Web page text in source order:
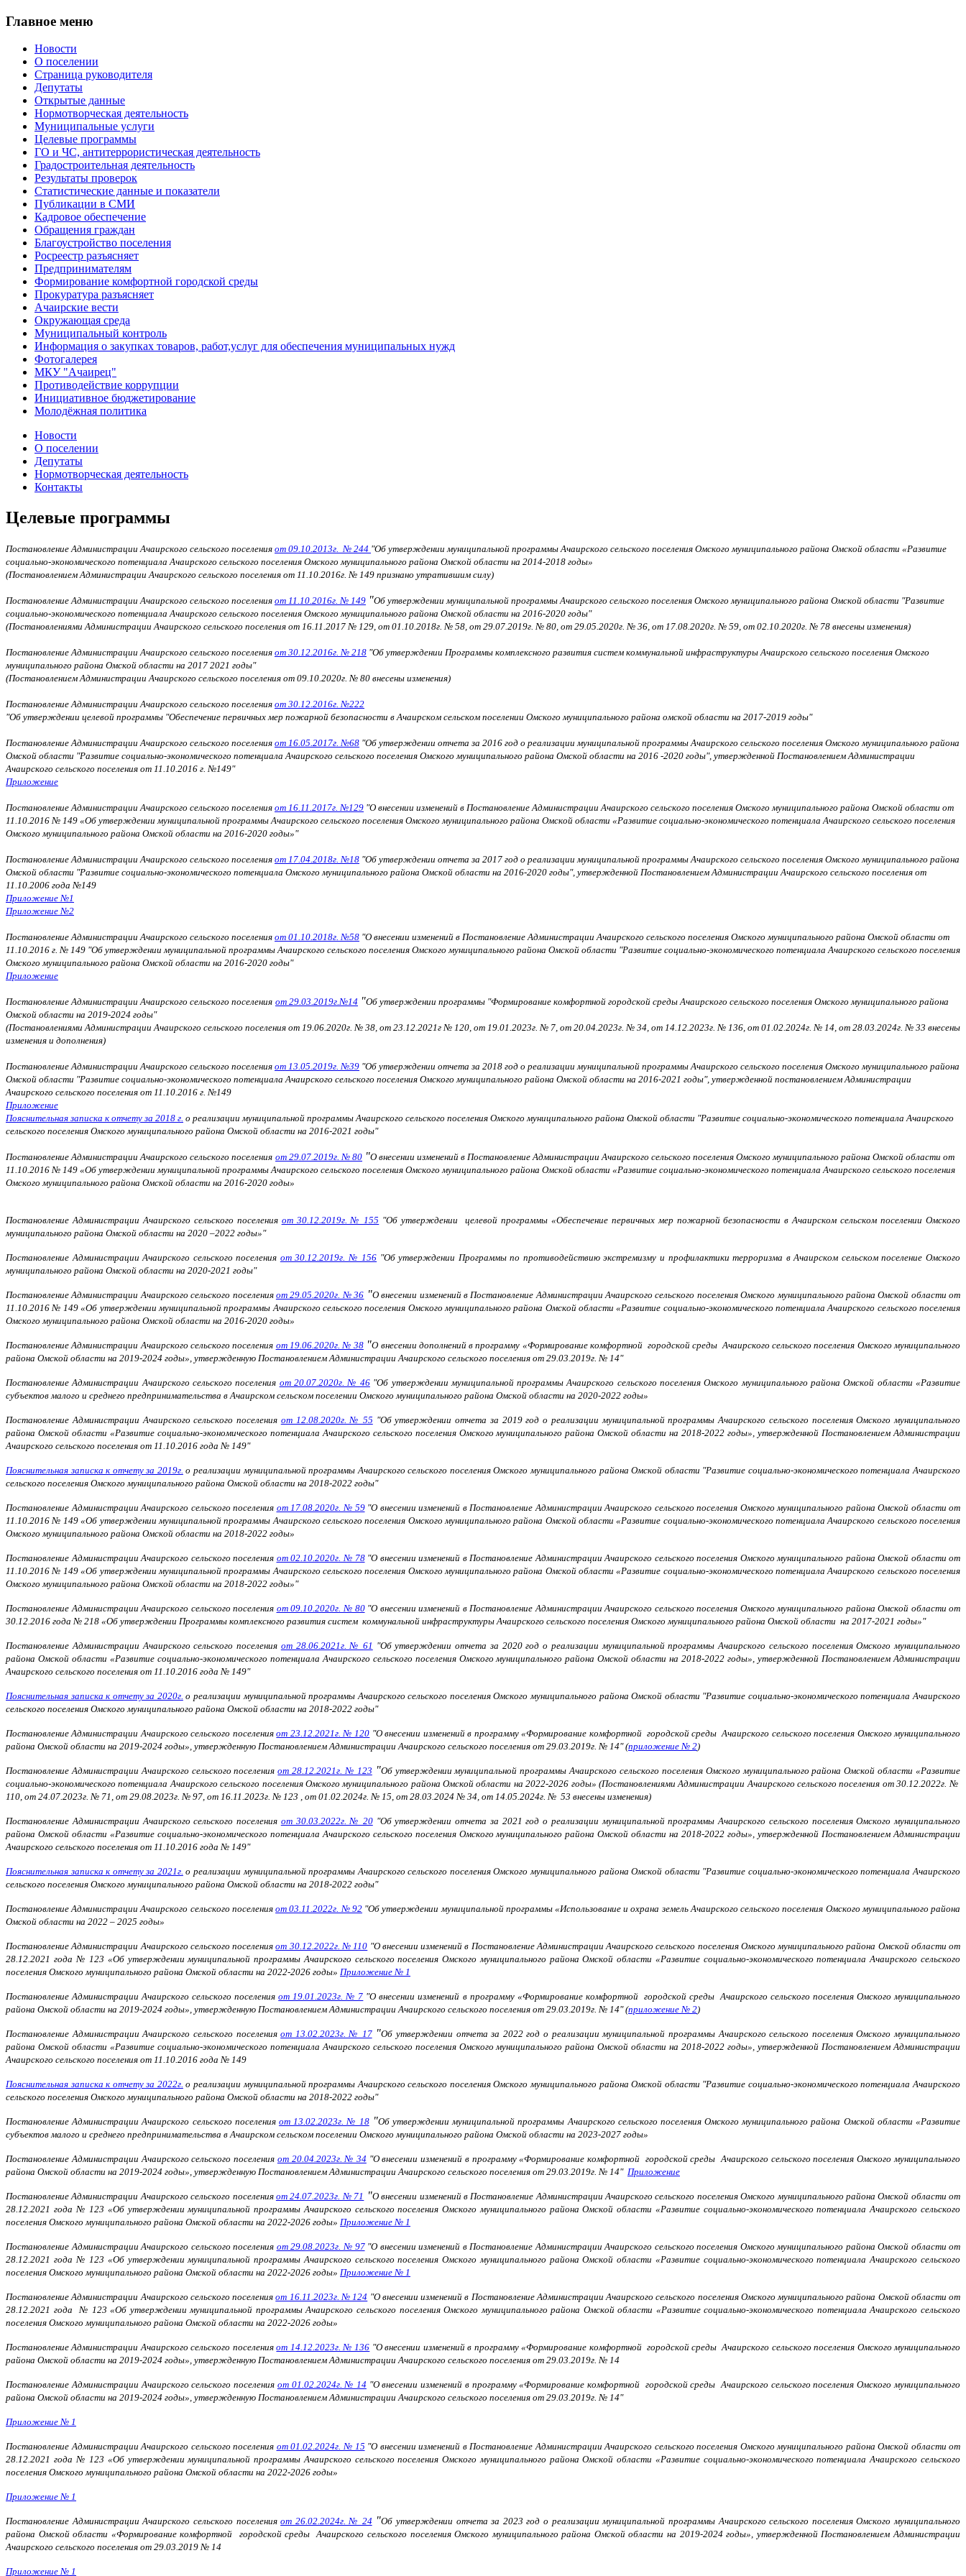
Главное меню
Новости
О поселении
Страница руководителя
Депутаты
Открытые данные
Нормотворческая деятельность
Муниципальные услуги
Целевые программы
ГО и ЧС, антитеррористическая деятельность
Градостроительная деятельность
Результаты проверок
Статистические данные и показатели
Публикации в СМИ
Кадровое обеспечение
Обращения граждан
Благоустройство поселения
Росреестр разъясняет
Предпринимателям
Формирование комфортной городской среды
Прокуратура разъясняет
Ачаирские вести
Окружающая среда
Муниципальный контроль
Информация о закупках товаров, работ,услуг для обеспечения муниципальных нужд
Фотогалерея
МКУ "Ачаирец"
Противодействие коррупции
Инициативное бюджетирование
Молодёжная политика
Новости
О поселении
Депутаты
Нормотворческая деятельность
Контакты
Целевые программы
Постановление Администрации Ачаирского сельского поселения от 09.10.2013г. № 244 "Об утверждении муниципальной программы Ачаирского сельского поселения Омского муниципального района Омской области «Развитие
социально-экономического потенциала Ачаирского сельского поселения Омского муниципального района Омской области на 2014-2018 годы»
(Постановлением Администрации Ачаирского сельского поселения от 11.10.2016г. № 149 признано утратившим силу)
Постановление Администрации Ачаирского сельского поселения от 11.10.2016г. № 149 "Об утверждении муниципальной программы Ачаирского сельского поселения Омского муниципального района Омской области "Развитие
социально-экономического потенциала Ачаирского сельского поселения Омского муниципального района Омской области на 2016-2020 годы"
(Постановлениями Администрации Ачаирского сельского поселения от 16.11.2017 № 129, от 01.10.2018г. № 58, от 29.07.2019г. № 80, от 29.05.2020г. № 36, от 17.08.2020г. № 59, от 02.10.2020г. № 78 внесены изменения)
Постановление Администрации Ачаирского сельского поселения от 30.12.2016г. № 218 "Об утверждении Программы комплексного развития систем коммунальной инфраструктуры Ачаирского сельского поселения Омского
муниципального района Омской области на 2017 2021 годы"
(Постановлением Администрации Ачаирского сельского поселения от 09.10.2020г. № 80 внесены изменения)
Постановление Администрации Ачаирского сельского поселения от 30.12.2016г. №222
"Об утверждении целевой программы "Обеспечение первичных мер пожарной безопасности в Ачаирском сельском поселении Омского муниципального района омской области на 2017-2019 годы"
Постановление Администрации Ачаирского сельского поселения от 16.05.2017г. №68 "Об утверждении отчета за 2016 год о реализации муниципальной программы Ачаирского сельского поселения Омского муниципального района
Омской области "Развитие социально-экономического потенциала Ачаирского сельского поселения Омского муниципального района Омской области на 2016 -2020 годы", утвержденной Постановлением Администрации
Ачаирского сельского поселения от 11.10.2016 г. №149"
Приложение
Постановление Администрации Ачаирского сельского поселения от 16.11.2017г. №129 "О внесении изменений в Постановление Администрации Ачаирского сельского поселения Омского муниципального района Омской области от
11.10.2016 № 149 «Об утверждении муниципальной программы Ачаирского сельского поселения Омского муниципального района Омской области «Развитие социально-экономического потенциала Ачаирского сельского поселения
Омского муниципального района Омской области на 2016-2020 годы»"
Постановление Администрации Ачаирского сельского поселения от 17.04.2018г. №18 "Об утверждении отчета за 2017 год о реализации муниципальной программы Ачаирского сельского поселения Омского муниципального района
Омской области "Развитие социально-экономического потенциала Омского муниципального района Омской области на 2016-2020 годы", утвержденной Постановлением Администрации Ачаирского сельского поселения от
11.10.2006 года №149
Приложение №1
Приложение №2
Постановление Администрации Ачаирского сельского поселения от 01.10.2018г. №58 "О внесении изменений в Постановление Администрации Ачаирского сельского поселения Омского муниципального района Омской области от
11.10.2016 г. № 149 "Об утверждении муниципальной программы Ачаирского сельского поселения Омского муниципального района Омской области "Развитие социально-экономического потенциала Ачаирского сельского поселения
Омского муниципального района Омской области на 2016-2020 годы"
Приложение
Постановление Администрации Ачаирского сельского поселения от 29.03.2019г.№14 "Об утверждении программы "Формирование комфортной городской среды Ачаирского сельского поселения Омского муниципального района
Омской области на 2019-2024 годы"
(Постановлениями Администрации Ачаирского сельского поселения от 19.06.2020г. № 38, от 23.12.2021г № 120, от 19.01.2023г. № 7, от 20.04.2023г. № 34, от 14.12.2023г. № 136, от 01.02.2024г. № 14, от 28.03.2024г. № 33 внесены
изменения и дополнения)
Постановление Администрации Ачаирского сельского поселения от 13.05.2019г. №39 "Об утверждении отчета за 2018 год о реализации муниципальной программы Ачаирского сельского поселения Омского муниципального района
Омской области "Развитие социально-экономического потенциала Ачаирского сельского поселения Омского муниципального района Омской области на 2016-2021 годы", утвержденной постановлением Администрации
Ачаирского сельского поселения от 11.10.2016 г. №149
Приложение
Пояснительная записка к отчету за 2018 г. о реализации муниципальной программы Ачаирского сельского поселения Омского муниципального района Омской области "Развитие социально-экономического потенциала Ачаирского
сельского поселения Омского муниципального района Омской области на 2016-2021 годы"
Постановление Администрации Ачаирского сельского поселения от 29.07.2019г. № 80 "О внесении изменений в Постановление Администрации Ачаирского сельского поселения Омского муниципального района Омской области от
11.10.2016 № 149 «Об утверждении муниципальной программы Ачаирского сельского поселения Омского муниципального района Омской области «Развитие социально-экономического потенциала Ачаирского сельского поселения
Омского муниципального района Омской области на 2016-2020 годы»
Постановление Администрации Ачаирского сельского поселения от 30.12.2019г. № 155 "Об утверждении целевой программы «Обеспечение первичных мер пожарной безопасности в Ачаирском сельском поселении Омского
муниципального района Омской области на 2020 –2022 годы»"
Постановление Администрации Ачаирского сельского поселения от 30.12.2019г. № 156 "Об утверждении Программы по противодействию экстремизму и профилактики терроризма в Ачаирском сельском поселение Омского
муниципального района Омской области на 2020-2021 годы"
Постановление Администрации Ачаирского сельского поселения от 29.05.2020г. № 36 "О внесении изменений в Постановление Администрации Ачаирского сельского поселения Омского муниципального района Омской области от
11.10.2016 № 149 «Об утверждении муниципальной программы Ачаирского сельского поселения Омского муниципального района Омской области «Развитие социально-экономического потенциала Ачаирского сельского поселения
Омского муниципального района Омской области на 2016-2020 годы»
Постановление Администрации Ачаирского сельского поселения от 19.06.2020г. № 38"О внесении дополнений в программу «Формирование комфортной городской среды Ачаирского сельского поселения Омского муниципального
района Омской области на 2019-2024 годы», утвержденную Постановлением Администрации Ачаирского сельского поселения от 29.03.2019г. № 14"
Постановление Администрации Ачаирского сельского поселения от 20.07.2020г. № 46"Об утверждении муниципальной программы Ачаирского сельского поселения Омского муниципального района Омской области «Развитие
субъектов малого и среднего предпринимательства в Ачаирском сельском поселении Омского муниципального района Омской области на 2020-2022 годы»
Постановление Администрации Ачаирского сельского поселения от 12.08.2020г. № 55 "Об утверждении отчета за 2019 год о реализации муниципальной программы Ачаирского сельского поселения Омского муниципального
района Омской области «Развитие социально-экономического потенциала Ачаирского сельского поселения Омского муниципального района Омской области на 2018-2022 годы», утвержденной Постановлением Администрации
Ачаирского сельского поселения от 11.10.2016 года № 149"
Пояснительная записка к отчету за 2019г. о реализации муниципальной программы Ачаирского сельского поселения Омского муниципального района Омской области "Развитие социально-экономического потенциала Ачаирского
сельского поселения Омского муниципального района Омской области на 2018-2022 годы"
Постановление Администрации Ачаирского сельского поселения от 17.08.2020г. № 59"О внесении изменений в Постановление Администрации Ачаирского сельского поселения Омского муниципального района Омской области от
11.10.2016 № 149 «Об утверждении муниципальной программы Ачаирского сельского поселения Омского муниципального района Омской области «Развитие социально-экономического потенциала Ачаирского сельского поселения
Омского муниципального района Омской области на 2018-2022 годы»
Постановление Администрации Ачаирского сельского поселения от 02.10.2020г. № 78"О внесении изменений в Постановление Администрации Ачаирского сельского поселения Омского муниципального района Омской области от
11.10.2016 № 149 «Об утверждении муниципальной программы Ачаирского сельского поселения Омского муниципального района Омской области «Развитие социально-экономического потенциала Ачаирского сельского поселения
Омского муниципального района Омской области на 2018-2022 годы»"
Постановление Администрации Ачаирского сельского поселения от 09.10.2020г. № 80"О внесении изменений в Постановление Администрации Ачаирского сельского поселения Омского муниципального района Омской области от
30.12.2016 года № 218 «Об утверждении Программы комплексного развития систем коммунальной инфраструктуры Ачаирского сельского поселения Омского муниципального района Омской области на 2017-2021 годы»"
Постановление Администрации Ачаирского сельского поселения от 28.06.2021г. № 61 "Об утверждении отчета за 2020 год о реализации муниципальной программы Ачаирского сельского поселения Омского муниципального
района Омской области «Развитие социально-экономического потенциала Ачаирского сельского поселения Омского муниципального района Омской области на 2018-2022 годы», утвержденной Постановлением Администрации
Ачаирского сельского поселения от 11.10.2016 года № 149"
Пояснительная записка к отчету за 2020г. о реализации муниципальной программы Ачаирского сельского поселения Омского муниципального района Омской области "Развитие социально-экономического потенциала Ачаирского
сельского поселения Омского муниципального района Омской области на 2018-2022 годы"
Постановление Администрации Ачаирского сельского поселенияот 23.12.2021г. № 120 "О внесении изменений в программу «Формирование комфортной городской среды Ачаирского сельского поселения Омского муниципального
района Омской области на 2019-2024 годы», утвержденную Постановлением Администрации Ачаирского сельского поселения от 29.03.2019г. № 14"(приложение № 2)
Постановление Администрации Ачаирского сельского поселенияот 28.12.2021г. № 123 "Об утверждении муниципальной программы Ачаирского сельского поселения Омского муниципального района Омской области «Развитие
социально-экономического потенциала Ачаирского сельского поселения Омского муниципального района Омской области на 2022-2026 годы» (Постановлениями Администрации Ачаирского сельского поселения от 30.12.2022г. №
110, от 24.07.2023г. № 71, от 29.08.2023г. № 97, от 16.11.2023г. № 123 , от 01.02.2024г. № 15, от 28.03.2024 № 34, от 14.05.2024г. № 53 внесены изменения)
Постановление Администрации Ачаирского сельского поселения от 30.03.2022г. № 20"Об утверждении отчета за 2021 год о реализации муниципальной программы Ачаирского сельского поселения Омского муниципального
района Омской области «Развитие социально-экономического потенциала Ачаирского сельского поселения Омского муниципального района Омской области на 2018-2022 годы», утвержденной Постановлением Администрации
Ачаирского сельского поселения от 11.10.2016 года № 149"
Пояснительная записка к отчету за 2021г. о реализации муниципальной программы Ачаирского сельского поселения Омского муниципального района Омской области "Развитие социально-экономического потенциала Ачаирского
сельского поселения Омского муниципального района Омской области на 2018-2022 годы"
Постановление Администрации Ачаирского сельского поселенияот 03.11.2022г. № 92"Об утверждении муниципальной программы «Использование и охрана земель Ачаирского сельского поселения Омского муниципального района
Омской области на 2022 – 2025 годы»
Постановление Администрации Ачаирского сельского поселенияот 30.12.2022г. № 110 "О внесении изменений в Постановление Администрации Ачаирского сельского поселения Омского муниципального района Омской области от
28.12.2021 года № 123 «Об утверждении муниципальной программы Ачаирского сельского поселения Омского муниципального района Омской области «Развитие социально-экономического потенциала Ачаирского сельского
поселения Омского муниципального района Омской области на 2022-2026 годы» Приложение № 1
Постановление Администрации Ачаирского сельского поселенияот 19.01.2023г. № 7 "О внесении изменений в программу «Формирование комфортной городской среды Ачаирского сельского поселения Омского муниципального
района Омской области на 2019-2024 годы», утвержденную Постановлением Администрации Ачаирского сельского поселения от 29.03.2019г. № 14"(приложение № 2)
Постановление Администрации Ачаирского сельского поселенияот 13.02.2023г. № 17"Об утверждении отчета за 2022 год о реализации муниципальной программы Ачаирского сельского поселения Омского муниципального
района Омской области «Развитие социально-экономического потенциала Ачаирского сельского поселения Омского муниципального района Омской области на 2018-2022 годы», утвержденной Постановлением Администрации
Ачаирского сельского поселения от 11.10.2016 года № 149
Пояснительная записка к отчету за 2022г. о реализации муниципальной программы Ачаирского сельского поселения Омского муниципального района Омской области "Развитие социально-экономического потенциала Ачаирского
сельского поселения Омского муниципального района Омской области на 2018-2022 годы"
Постановление Администрации Ачаирского сельского поселения от 13.02.2023г. № 18"Об утверждении муниципальной программы Ачаирского сельского поселения Омского муниципального района Омской области «Развитие
субъектов малого и среднего предпринимательства в Ачаирском сельском поселении Омского муниципального района Омской области на 2023-2027 годы»
Постановление Администрации Ачаирского сельского поселения от 20.04.2023г. № 34"О внесении изменений в программу «Формирование комфортной городской среды Ачаирского сельского поселения Омского муниципального
района Омской области на 2019-2024 годы», утвержденную Постановлением Администрации Ачаирского сельского поселения от 29.03.2019г. № 14" Приложение
Постановление Администрации Ачаирского сельского поселения от 24.07.2023г. № 71 "О внесении изменений в Постановление Администрации Ачаирского сельского поселения Омского муниципального района Омской области от
28.12.2021 года № 123 «Об утверждении муниципальной программы Ачаирского сельского поселения Омского муниципального района Омской области «Развитие социально-экономического потенциала Ачаирского сельского
поселения Омского муниципального района Омской области на 2022-2026 годы» Приложение № 1
Постановление Администрации Ачаирского сельского поселения от 29.08.2023г. № 97"О внесении изменений в Постановление Администрации Ачаирского сельского поселения Омского муниципального района Омской области от
28.12.2021 года № 123 «Об утверждении муниципальной программы Ачаирского сельского поселения Омского муниципального района Омской области «Развитие социально-экономического потенциала Ачаирского сельского
поселения Омского муниципального района Омской области на 2022-2026 годы» Приложение № 1
Постановление Администрации Ачаирского сельского поселенияот 16.11.2023г. № 124 "О внесении изменений в Постановление Администрации Ачаирского сельского поселения Омского муниципального района Омской области от
28.12.2021 года № 123 «Об утверждении муниципальной программы Ачаирского сельского поселения Омского муниципального района Омской области «Развитие социально-экономического потенциала Ачаирского сельского
поселения Омского муниципального района Омской области на 2022-2026 годы»
Постановление Администрации Ачаирского сельского поселенияот 14.12.2023г. № 136 "О внесении изменений в программу «Формирование комфортной городской среды Ачаирского сельского поселения Омского муниципального
района Омской области на 2019-2024 годы», утвержденную Постановлением Администрации Ачаирского сельского поселения от 29.03.2019г. № 14
Постановление Администрации Ачаирского сельского поселения от 01.02.2024г. № 14"О внесении изменений в программу «Формирование комфортной городской среды Ачаирского сельского поселения Омского муниципального
района Омской области на 2019-2024 годы», утвержденную Постановлением Администрации Ачаирского сельского поселения от 29.03.2019г. № 14"
Приложение № 1
Постановление Администрации Ачаирского сельского поселения от 01.02.2024г. № 15 "О внесении изменений в Постановление Администрации Ачаирского сельского поселения Омского муниципального района Омской области от
28.12.2021 года № 123 «Об утверждении муниципальной программы Ачаирского сельского поселения Омского муниципального района Омской области «Развитие социально-экономического потенциала Ачаирского сельского
поселения Омского муниципального района Омской области на 2022-2026 годы»
Приложение № 1
Постановление Администрации Ачаирского сельского поселенияот 26.02.2024г. № 24"Об утверждении отчета за 2023 год о реализации муниципальной программы Ачаирского сельского поселения Омского муниципального
района Омской области «Формирование комфортной городской среды Ачаирского сельского поселения Омского муниципального района Омской области на 2019-2024 годы», утвержденной Постановлением Администрации
Ачаирского сельского поселения от 29.03.2019 № 14
Приложение № 1